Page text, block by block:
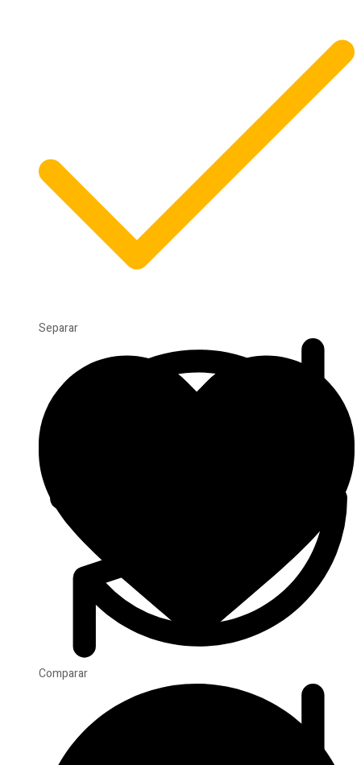
Separar
Comparar